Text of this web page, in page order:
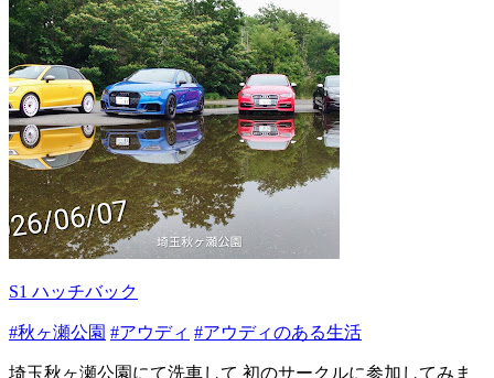
S1 ハッチバック
#秋ヶ瀬公園 #アウディ #アウディのある生活
埼玉秋ヶ瀬公園にて洗車して 初のサークルに参加してみま